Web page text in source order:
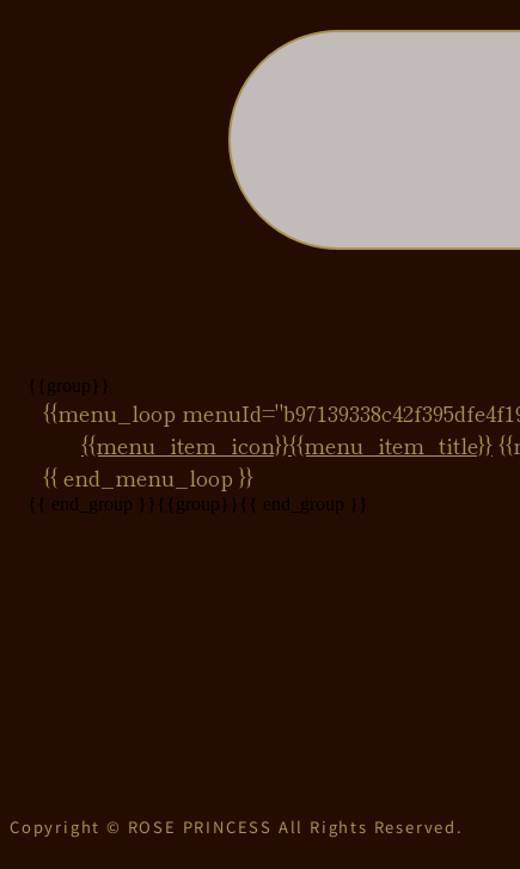
{{group}}
{{menu_loop
{{menu_item_icon}}{{menu_item_title}}
{{ end_menu_loop }}
{{ end_group }} {{group}} {{ end_group }}
Copyright © ROSE PRINCESS All Rights Reserved.